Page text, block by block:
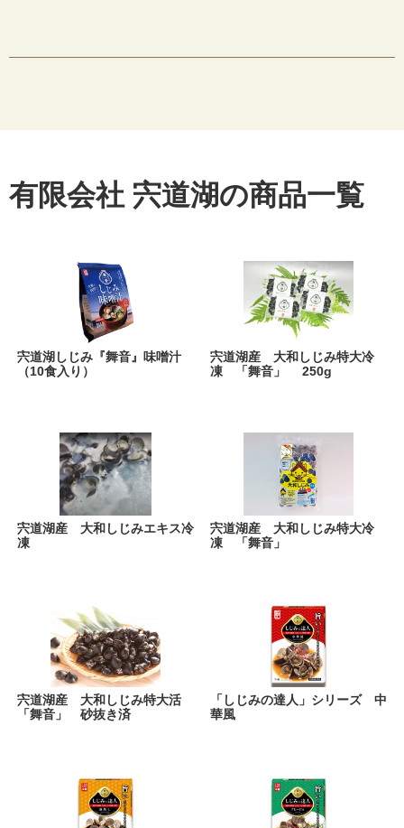
有限会社 宍道湖の商品一覧
宍道湖しじみ『舞音』味噌汁
（10食入り）
宍道湖産 大和しじみ特大冷
凍 「舞音」 250g
宍道湖産 大和しじみエキス冷
凍
宍道湖産 大和しじみ特大冷
凍 「舞音」
宍道湖産 大和しじみ特大活
「舞音」 砂抜き済
「しじみの達人」シリーズ 中
華風